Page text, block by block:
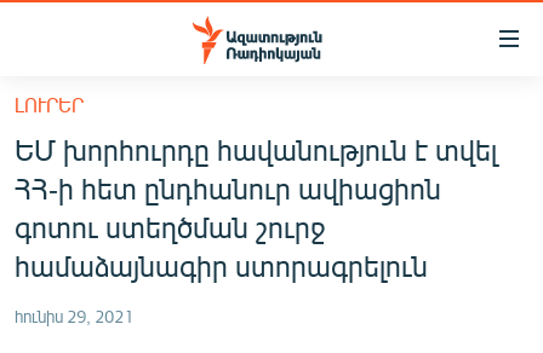
Մատչելիության
հիմնական
բովանդակությանը
Անցնել
հիմնական
մենյուին
Որոնում
ՀԱՅԱՍՏԱՆ
ՔԱՂԱՔԱԿԱՆ
ԸՆՏՐՈՒԹՅՈՒՆՆԵՐ 2026
ԼՈՒՐԵՐ
ԵՄ խորհուրդը հավանություն է տվել
ՀՀ-ի հետ ընդհանուր ավիացիոն
գոտու ստեղծման շուրջ
համաձայնագիր ստորագրելուն
հունիս 29, 2021